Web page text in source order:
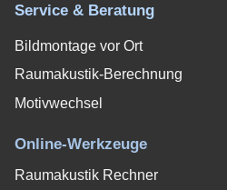
Service & Beratung
Bildmontage vor Ort
Raumakustik-Berechnung
Motivwechsel
Online-Werkzeuge
Raumakustik Rechner